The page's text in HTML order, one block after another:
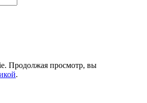
Продолжая просмотр, вы
.